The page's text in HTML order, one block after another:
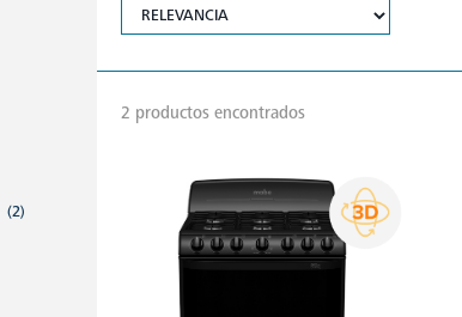
(2)
2 productos encontrados